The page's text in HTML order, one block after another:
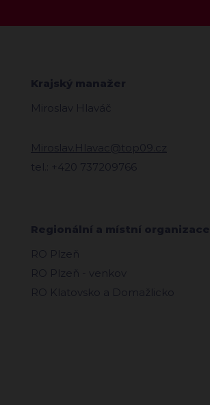
Krajský manažer
Miroslav Hlaváč
Miroslav.Hlavac@top09.cz
tel.: +420 737209766
Regionální a místní organizace
RO Plzeň
RO Plzeň - venkov
RO Klatovsko a Domažlicko